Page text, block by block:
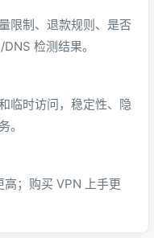
限制、退款规则、是否
检测结果。
临时访问，稳定性、隐
。
；购买 VPN 上手更